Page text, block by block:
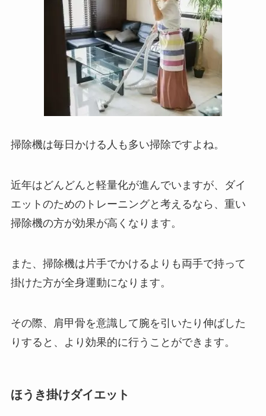
掃除機は毎日かける人も多い掃除ですよね。
近年はどんどんと軽量化が進んでいますが、ダイ
エットのためのトレーニングと考えるなら、重い
掃除機の方が効果が高くなります。
また、掃除機は片手でかけるよりも両手で持って
掛けた方が全身運動になります。
その際、肩甲骨を意識して腕を引いたり伸ばした
りすると、より効果的に行うことができます。
ほうき掛けダイエット